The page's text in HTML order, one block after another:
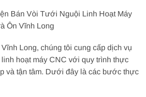
Bán Vòi Tưới Nguội Linh Hoạt Máy
Ôn Vĩnh Long
Long, chúng tôi cung cấp dịch vụ
hoạt máy CNC với quy trình thực
và tận tâm. Dưới đây là các bước thực